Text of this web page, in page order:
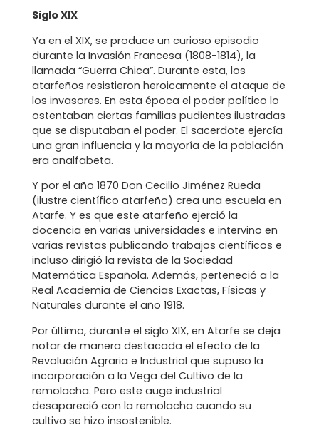
Siglo XIX
Ya en el XIX, se produce un curioso episodio
durante la Invasión Francesa (1808-1814), la
llamada “Guerra Chica”. Durante esta, los
atarfeños resistieron heroicamente el ataque de
los invasores. En esta época el poder político lo
ostentaban ciertas familias pudientes ilustradas
que se disputaban el poder. El sacerdote ejercía
una gran influencia y la mayoría de la población
era analfabeta.
Y por el año 1870 Don Cecilio Jiménez Rueda
(ilustre científico atarfeño) crea una escuela en
Atarfe. Y es que este atarfeño ejerció la
docencia en varias universidades e intervino en
varias revistas publicando trabajos científicos e
incluso dirigió la revista de la Sociedad
Matemática Española. Además, perteneció a la
Real Academia de Ciencias Exactas, Físicas y
Naturales durante el año 1918.
Por último, durante el siglo XIX, en Atarfe se deja
notar de manera destacada el efecto de la
Revolución Agraria e Industrial que supuso la
incorporación a la Vega del Cultivo de la
remolacha. Pero este auge industrial
desapareció con la remolacha cuando su
cultivo se hizo insostenible.